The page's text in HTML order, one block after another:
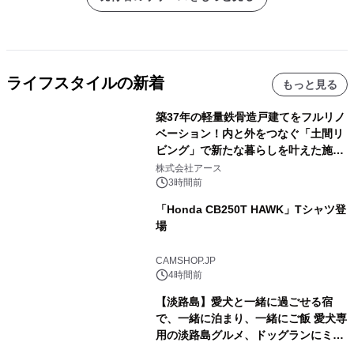
ライフスタイルの新着 もっと見る
築37年の軽量鉄骨造戸建てをフルリノ
ベーション！内と外をつなぐ「土間リ
ビング」で新たな暮らしを叶えた施工
事例を株式会社アースが公開
株式会社アース
3時間前
「Honda CB250T HAWK」Tシャツ登
場
CAMSHOP.JP
4時間前
【淡路島】愛犬と一緒に過ごせる宿
で、一緒に泊まり、一緒にご飯 愛犬専
用の淡路島グルメ、ドッグランにミニ